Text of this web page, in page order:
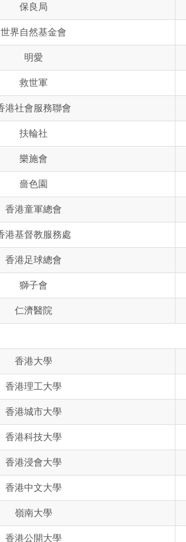
保良局
世界自然基金會
明愛
救世軍
港社會服務聯會
扶輪社
樂施會
嗇色園
香港童軍總會
港基督教服務處
香港足球總會
獅子會
仁濟醫院
香港大學
香港理工大學
香港城市大學
香港科技大學
香港浸會大學
香港中文大學
嶺南大學
香港公開大學